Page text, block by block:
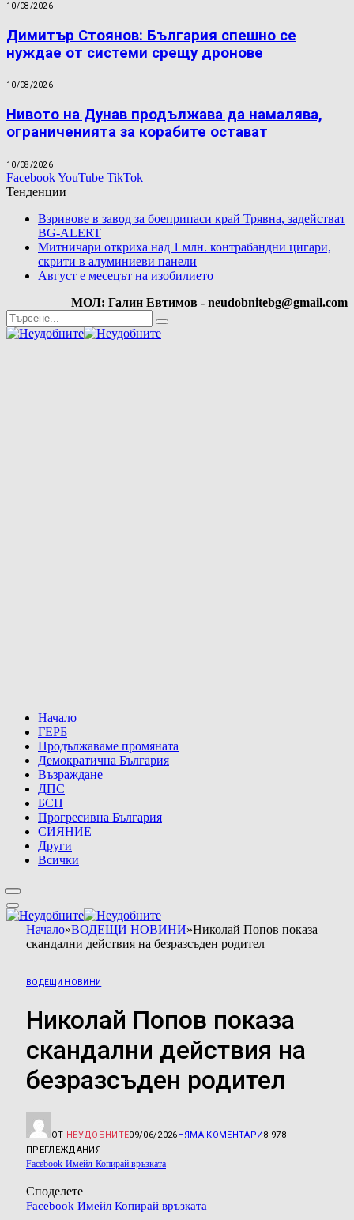
10/08/2026
Димитър Стоянов: България спешно се
нуждае от системи срещу дронове
10/08/2026
Нивото на Дунав продължава да намалява,
ограниченията за корабите остават
10/08/2026
FacebookYouTube TikTok
Тенденции
Взривове в завод за боеприпаси край Трявна, задействат
BG-ALERT
Митничари откриха над 1 млн. контрабандни цигари,
скрити в алуминиеви панели
Август е месецът на изобилието
МОЛ: Галин Евтимов - neudobnitebg@gmail.com
Начало
ГЕРБ
Продължаваме промяната
Демократична България
Възраждане
ДПС
БСП
Прогресивна България
СИЯНИЕ
Други
Всички
Начало»ВОДЕЩИ НОВИНИ»Николай Попов показа
скандални действия на безразсъден родител
ВОДЕЩИ НОВИНИ
Николай Попов показа
скандални действия на
безразсъден родител
ОТ НЕУДОБНИТЕ09/06/2026НЯМА КОМЕНТАРИ8 978
ПРЕГЛЕЖДАНИЯ
Facebook Имейл Копирай връзката
Споделете
Facebook Имейл Копирай връзката